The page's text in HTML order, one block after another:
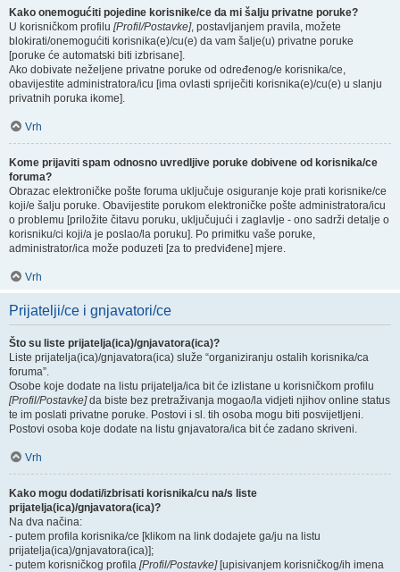
Kako onemogućiti pojedine korisnike/ce da mi šalju privatne poruke?
U korisničkom profilu [Profil/Postavke], postavljanjem pravila, možete
blokirati/onemogućiti korisnika(e)/cu(e) da vam šalje(u) privatne poruke
[poruke će automatski biti izbrisane].
Ako dobivate neželjene privatne poruke od određenog/e korisnika/ce,
obavijestite administratora/icu [ima ovlasti spriječiti korisnika(e)/cu(e) u slanju
privatnih poruka ikome].
Vrh
Kome prijaviti spam odnosno uvredljive poruke dobivene od korisnika/ce
foruma?
Obrazac elektroničke pošte foruma uključuje osiguranje koje prati korisnike/ce
koji/e šalju poruke. Obavijestite porukom elektroničke pošte administratora/icu
o problemu [priložite čitavu poruku, uključujući i zaglavlje - ono sadrži detalje o
korisniku/ci koji/a je poslao/la poruku]. Po primitku vaše poruke,
administrator/ica može poduzeti [za to predviđene] mjere.
Vrh
Prijatelji/ce i gnjavatori/ce
Što su liste prijatelja(ica)/gnjavatora(ica)?
Liste prijatelja(ica)/gnjavatora(ica) služe “organiziranju ostalih korisnika/ca
foruma”.
Osobe koje dodate na listu prijatelja/ica bit će izlistane u korisničkom profilu
[Profil/Postavke]da biste bez pretraživanja mogao/la vidjeti njihov online status
te im poslati privatne poruke. Postovi i sl. tih osoba mogu biti posvijetljeni.
Postovi osoba koje dodate na listu gnjavatora/ica bit će zadano skriveni.
Vrh
Kako mogu dodati/izbrisati korisnika/cu na/s liste
prijatelja(ica)/gnjavatora(ica)?
Na dva načina:
- putem profila korisnika/ce [klikom na link dodajete ga/ju na listu
prijatelja(ica)/gnjavatora(ica)];
- putem korisničkog profila [Profil/Postavke][upisivanjem korisničkog/ih imena